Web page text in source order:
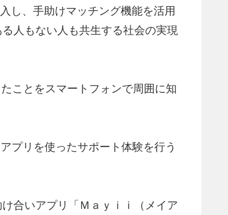
し、手助けマッチング機能を活用
人もない人も共生する社会の実現
ことをスマートフォンで周囲に知
プリを使ったサポート体験を行う
合いアプリ「Ｍａｙｉｉ（メイア